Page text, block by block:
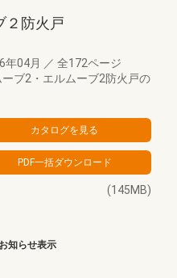
２防火戸
年04月 ／ 全172ページ
ーブ2・エルムーブ2防火戸の
(145MB)
お知らせ表示